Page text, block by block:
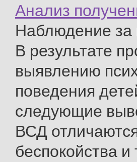
Анализ
Наблюдение
В результате
выявлению
поведения
следующие
ВСД
беспокойства и